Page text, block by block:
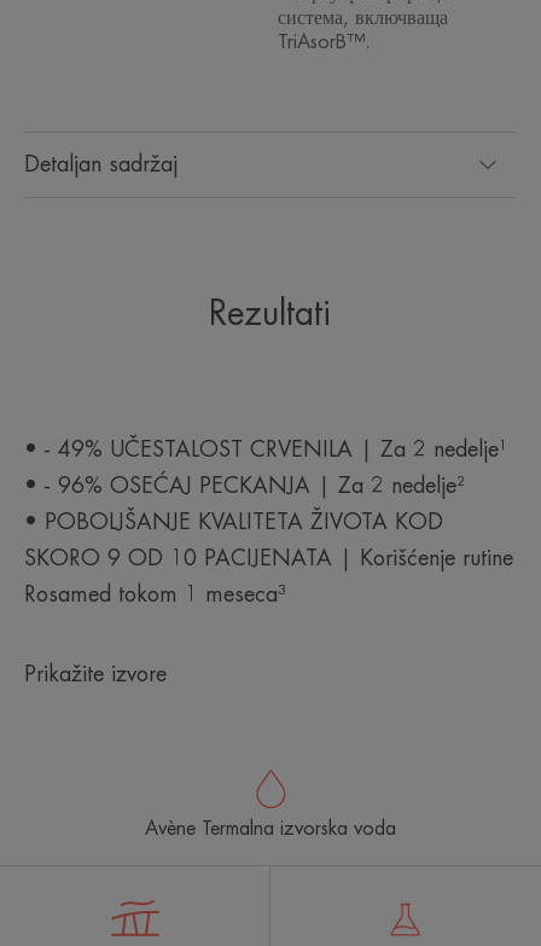
Detaljan sadržaj
система, включваща
TriAsorB™.
Rezultati
• - 49% UČESTALOST CRVENILA | Za 2 nedelje¹
• - 96% OSEĆAJ PECKANJA | Za 2 nedelje²
• POBOLJŠANJE KVALITETA ŽIVOTA KOD
SKORO 9 OD 10 PACIJENATA | Korišćenje rutine
Rosamed tokom 1 meseca³
Prikažite izvore
Avène Termalna izvorska voda